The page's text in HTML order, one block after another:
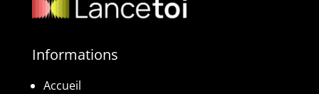
Informations
Accueil